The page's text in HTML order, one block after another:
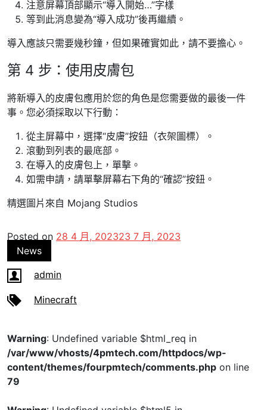
注意屏幕頂部顯示“導入開始…”字樣
等到此消息變為“導入成功”後再繼續。
導入應該只需要幾秒鐘，但如果確實如此，請不要擔心。
第 4 步：使用皮膚包
將新導入的皮膚包應用於您的角色是您需要做的最後一件
事。您必須採取以下行動：
從主屏幕中，選擇“皮膚”按鈕（衣架圖標）。
滾動到列表的最底部。
在導入的皮膚包上，單擊。
如需申請，請單擊屏幕右下角的“確認”按鈕。
精選圖片來自 Mojang Studios
Posted on 28 4 月, 202323 7 月, 2023
News
admin
Minecraft
Warning: Undefined variable $html_req in
/var/www/vhosts/4pmtech.com/httpdocs/wp-
content/themes/fourpmtech/comments.php on line
79